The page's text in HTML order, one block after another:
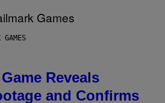
GAMES
Reveals
and Confirms